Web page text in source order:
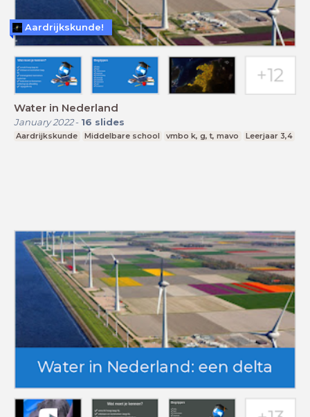
Water in Nederland
January 2022- 16 slides
Aardrijkskunde Middelbare school vmbo k, g, t, mavo Leerjaar 3,4
Aardrijkskunde!